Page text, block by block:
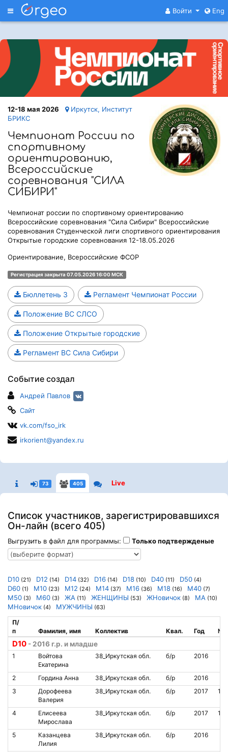
Меню Войти Eng
12-18 мая 2026
Иркутск, Институт
БРИКС
Чемпионат России по
спортивному
ориентированию,
Всероссийские
соревнования "СИЛА
СИБИРИ"
Чемпионат россии по спортивному ориентированию
Всероссийские соревнования "Сила Сибири" Всероссийские
соревнования Студенческой лиги спортивного ориентирования
Открытые городские соревнования 12-18.05.2026
Ориентирование, Всероссийские ФСОР
Регистрация закрыта 07.05.2026 16:00 МСК
Бюллетень 3 Регламент Чемпионат России
Положение ВС СЛСО
Положение Открытые городские
Регламент ВС Сила Сибири
Событие создал
Андрей Павлов
Сайт
vk.com/fso_irk
irkorient@yandex.ru
73 405 Live
Список участников, зарегистрировавшихся
Он-лайн (всего 405)
Выгрузить в файл для программы: Только подтвержденые
D10 (21) D12 (14) D14 (32) D16 (14) D18 (10) D40 (11) D50 (4)
D60 (1) M10 (23) M12 (24) M14 (37) M16 (36) M18 (16) M40 (7)
M50 (3) M60 (3) ЖА (11) ЖЕНЩИНЫ (53) ЖНовичок (8) МА (10)
МНовичок (4) МУЖЧИНЫ (63)
D10 - 2016 г.р. и младше
П/
п
Фамилия, имя Коллектив Квал. Год №
1
Войтова
Екатерина
38_Иркутская обл. б/р 2016
2 Гордина Анна 38_Иркутская обл. б/р
2016
3
Дорофеева
Валерия
38_Иркутская обл. б/р 2017
4
Елисеева
Мирослава
38_Иркутская обл. б/р 2017
5
Казанцева
Лилия
38_Иркутская обл. б/р 2016